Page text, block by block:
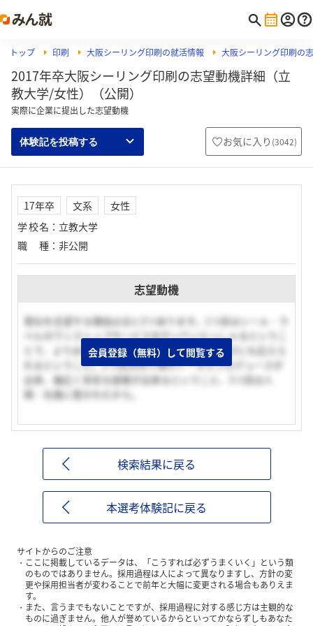
トップ 印刷 大阪シーリング印刷の就活情報 大阪シーリング印刷の
2017年卒大阪シーリング印刷の志望動機詳細（立
教大学/女性）（公開）
実際に企業に提出した志望動機
体験記を投稿する お気に入り (3042)
17年卒 文系
女性
学校名 ： 立教大学
職種 ： 非公開
志望動機
貴社を志望する理由は主に3つあります。1つ目はシール・ラ
ベルのワンストップサービスを行っていらっしゃるというこ
とで、よりお客様に寄り添ったきめ細かなニーズにも応えら
れるということ。2つ目は売り場のトータルプロデュースが
出来、幅広く多彩な提案が出来るということ、3つ目は人
柄・社風に惹かれたから。
会員登録（無料）して閲覧する
検索結果に戻る
本選考体験記に戻る
サイトからのご注意
ここに掲載しているデータは、「こうすれば必ずうまくいく」という類
のものではありません。採用過程は人によって異なりますし、方針の変
更や採用担当者が変わることで前年と大幅に変更される場合もありえま
す。
また、言うまでもないことですが、採用過程に対する感じ方は主観的な
ものに過ぎません。他人が誉めているからといってかならずしもあなた